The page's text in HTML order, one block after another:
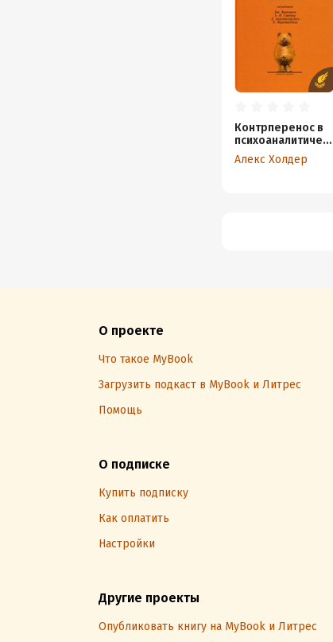
Контрперенос в
психоаналитическ
ой психотерапии
детей
Алекс Холдер
О проекте
Что такое MyBook
Загрузить подкаст в MyBook и Литрес
Помощь
О подписке
Купить подписку
Как оплатить
Настройки
Другие проекты
Опубликовать книгу на MyBook и Литрес